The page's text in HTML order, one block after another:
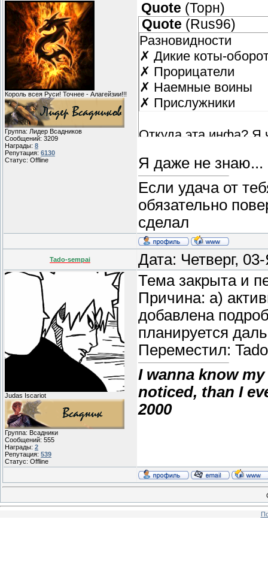
Король всея Руси! Точнее - Алагейзии!!!
Группа: Лидер Всадников
Сообщений: 3209
Награды: 8
Репутация: 6130
Статус: Offline
Quote (Торн)
Quote ( Rus96)
Разновидности
✗ Дикие коты-
✗ Прорицатели
✗ Наемные воины
✗ Прислужники
Откуда эта инфа? Я
Я даже не знаю...
Если удача от
обязательно
сделал
Tado-sempai Дата: Четверг,
Judas Iscariot
Группа: Всадники
Сообщений: 555
Награды: 2
Репутация: 539
Статус: Offline
Тема закрыта и
Причина: а)
добавлена
планируется
Переместил:
I wanna know
noticed, than I
2000